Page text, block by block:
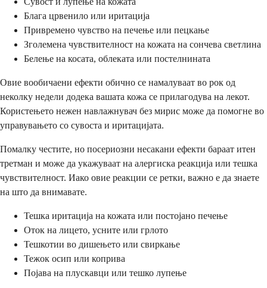
Блага црвенило или иритација
Привремено чувство на печење или пецкање
Зголемена чувствителност на кожата на сончева светлина
Белење на косата, облеката или постелнината
Овие вообичаени ефекти обично се намалуваат во рок од
неколку недели додека вашата кожа се прилагодува на лекот.
Користењето нежен навлажнувач без мирис може да помогне во
управувањето со сувоста и иритацијата.
Помалку честите, но посериозни несакани ефекти бараат итен
третман и може да укажуваат на алергиска реакција или тешка
чувствителност. Иако овие реакции се ретки, важно е да знаете
на што да внимавате.
Тешка иритација на кожата или постојано печење
Оток на лицето, усните или грлото
Тешкотии во дишењето или свиркање
Тежок осип или коприва
Појава на плускавци или тешко лупење